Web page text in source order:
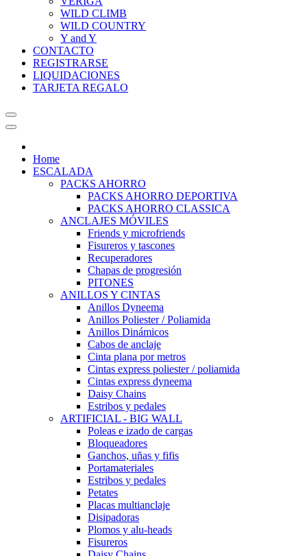
WILD CLIMB
WILD COUNTRY
Y and Y
CONTACTO
REGISTRARSE
LIQUIDACIONES
TARJETA REGALO
Home
ESCALADA
PACKS AHORRO
PACKS AHORRO DEPORTIVA
PACKS AHORRO CLASSICA
ANCLAJES MÓVILES
Friends y microfriends
Fisureros y tascones
Recuperadores
Chapas de progresión
PITONES
ANILLOS Y CINTAS
Anillos Dyneema
Anillos Poliester / Poliamida
Anillos Dinámicos
Cabos de anclaje
Cinta plana por metros
Cintas express poliester / poliamida
Cintas express dyneema
Daisy Chains
Estribos y pedales
ARTIFICIAL - BIG WALL
Poleas e izado de cargas
Bloqueadores
Ganchos, uñas y fifis
Portamateriales
Estribos y pedales
Petates
Placas multianclaje
Disipadoras
Plomos y alu-heads
Fisureros